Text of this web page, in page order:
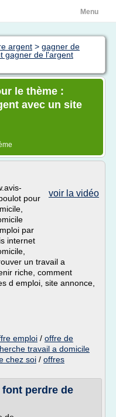
Menu
argent > gagner de
gagner de l'argent
le thème :
avec un site
voir la vidéo
pour
par
internet
un travail a
riche, comment
d emploi, site annonce,
emploi / offre de
travail a domicile
chez soi / offres
font perdre de